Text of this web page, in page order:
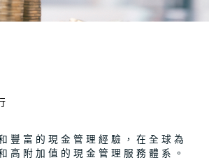
豐富的現金管理經驗，在全球為
高附加值的現金管理服務體系。